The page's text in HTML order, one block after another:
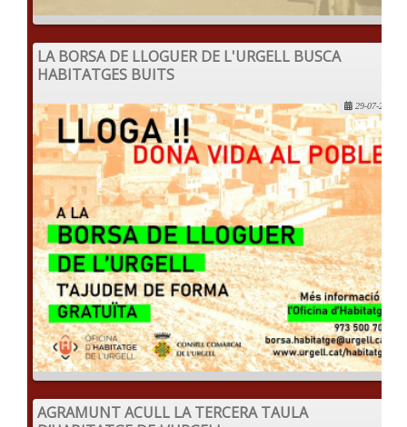
LA BORSA DE LLOGUER DE L'URGELL BUSCA
HABITATGES BUITS
29-07-2022
AGRAMUNT ACULL LA TERCERA TAULA